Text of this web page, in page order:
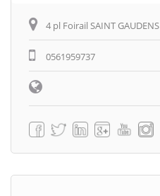
4 pl Foirail SAINT GAUDENS
0561959737